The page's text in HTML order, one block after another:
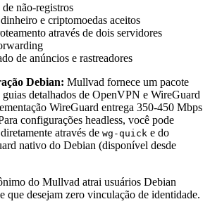
não-registros
e criptomoedas aceitos
através de dois servidores
de anúncios e rastreadores
Debian: Mullvad fornece um pacote
detalhados de OpenVPN e WireGuard
WireGuard entrega 350-450 Mbps
configurações headless, você pode
através de wg-quick e do
nativo do Debian (disponível desde
do Mullvad atrai usuários Debian
que desejam zero vinculação de identidade.